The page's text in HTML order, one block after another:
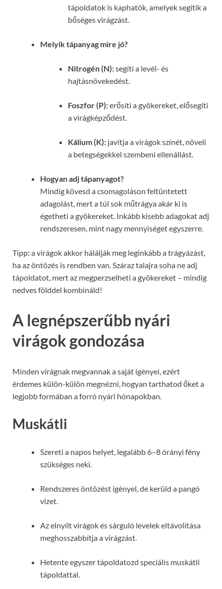
tápoldatok is kaphatók, amelyek segítik a
bőséges virágzást.
Melyik tápanyag mire jó?
Nitrogén (N):segíti a levél- és
hajtásnövekedést.
Foszfor (P):erősíti a gyökereket, elősegíti
a virágképződést.
Kálium (K): javítja a virágok színét, növeli
a betegségekkel szembeni ellenállást.
Hogyan adj tápanyagot?
Mindig kövesd a csomagoláson feltüntetett
adagolást, mert a túl sok műtrágya akár ki is
égetheti a gyökereket. Inkább kisebb adagokat adj
rendszeresen, mint nagy mennyiséget egyszerre.
Tipp: a virágok akkor hálálják meg leginkább a trágyázást,
ha az öntözés is rendben van. Száraz talajra soha ne adj
tápoldatot, mert az megperzselheti a gyökereket – mindig
nedves földdel kombináld!
A legnépszerűbb nyári
virágok gondozása
Minden virágnak megvannak a saját igényei, ezért
érdemes külön-külön megnézni, hogyan tarthatod őket a
legjobb formában a forró nyári hónapokban.
Muskátli
Szereti a napos helyet, legalább 6–8 órányi fény
szükséges neki.
Rendszeres öntözést igényel, de kerüld a pangó
vizet.
Az elnyílt virágok és sárguló levelek eltávolítása
meghosszabbítja a virágzást.
Hetente egyszer tápoldatozd speciális muskátli
tápoldattal.